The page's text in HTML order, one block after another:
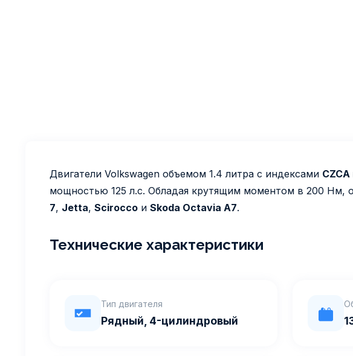
Двигатели Volkswagen объемом 1.4 литра с индексами CZCA
мощностью 125 л.с. Обладая крутящим моментом в 200 Нм,
7, Jetta, Scirocco и Skoda Octavia A7.
Технические характеристики
Тип двигателя
Рядный, 4-цилиндровый